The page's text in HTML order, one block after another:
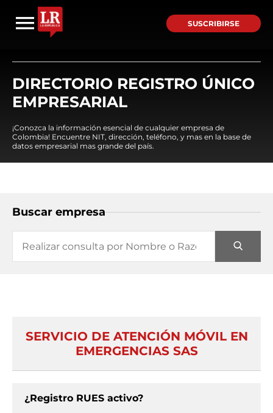
SUSCRIBIRSE
DIRECTORIO REGISTRO ÚNICO
EMPRESARIAL
¡Conozca la información esencial de cualquier empresa de
Colombia! Encuentre NIT, dirección, teléfono, y mas en la base de
datos empresarial mas grande del país.
Buscar empresa
SERVICIO DE ATENCIÓN MÓVIL EN
EMERGENCIAS SAS
¿Registro RUES activo?